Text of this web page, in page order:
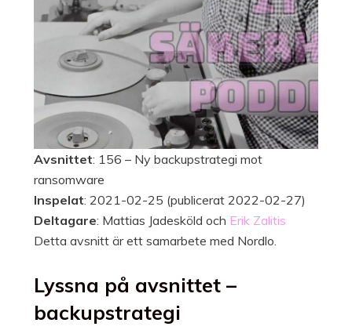
Avsnittet: 156 – Ny backupstrategi mot
ransomware
Inspelat: 2021-02-25 (publicerat 2022-02-27)
Deltagare: Mattias Jadesköld och Erik Zalitis
Detta avsnitt är ett samarbete med Nordlo.
Lyssna på avsnittet –
backupstrategi